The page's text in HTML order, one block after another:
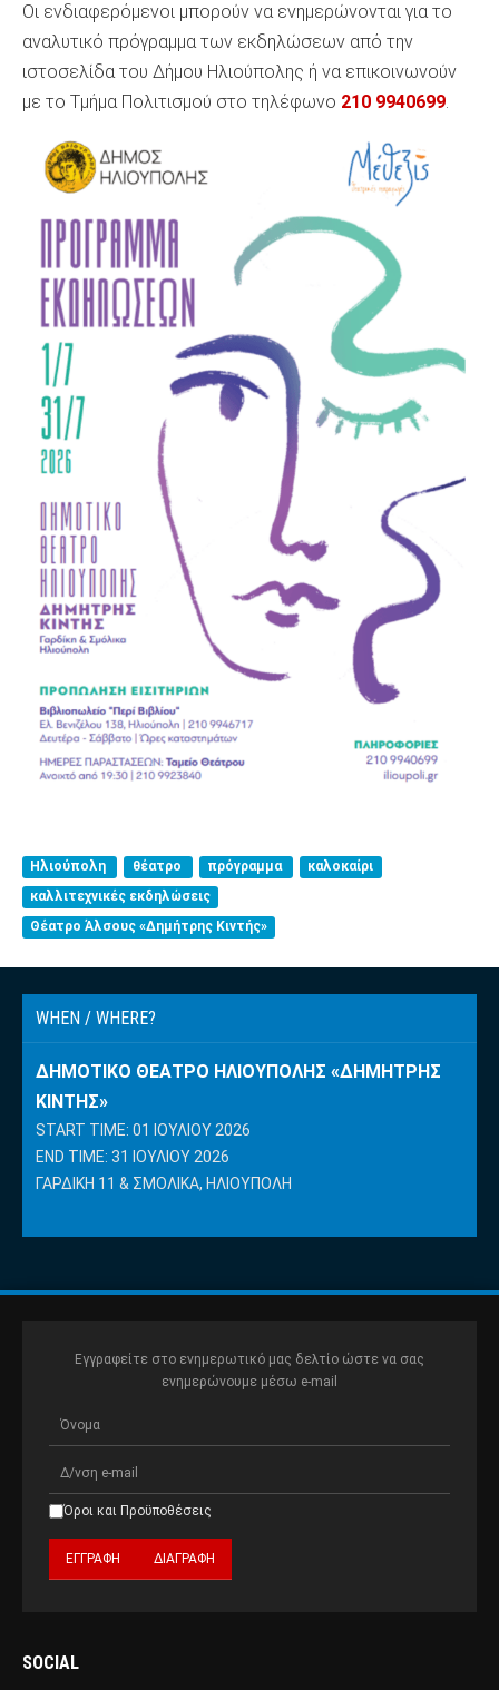
Οι ενδιαφερόμενοι μπορούν να ενημερώνονται για το
αναλυτικό πρόγραμμα των εκδηλώσεων από την
ιστοσελίδα του Δήμου Ηλιούπολης ή να επικοινωνούν
με το Τμήμα Πολιτισμού στο τηλέφωνο 210 9940699.
Ηλιούπολη θέατρο πρόγραμμα
καλοκαίρι
καλλιτεχνικές εκδηλώσεις
Θέατρο Άλσους «Δημήτρης Κιντής»
WHEN / WHERE?
ΔΗΜΟΤΙΚΌ ΘΈΑΤΡΟ ΗΛΙΟΎΠΟΛΗΣ «ΔΗΜΉΤΡΗΣ
ΚΙΝΤΉΣ»
START TIME: 01 ΙΟΥΛΊΟΥ 2026
END TIME: 31 ΙΟΥΛΊΟΥ 2026
ΓΑΡΔΊΚΗ 11 & ΣΜΌΛΙΚΑ, ΗΛΙΟΎΠΟΛΗ
Εγγραφείτε στο ενημερωτικό μας δελτίο ώστε να σας
ενημερώνουμε μέσω e-mail
Όροι και Προϋποθέσεις
SOCIAL